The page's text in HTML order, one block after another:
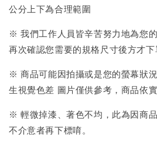
公分上下為合理範圍
※ 我們工作人員皆辛苦努力地為您
再次確認您需要的規格尺寸後方才
※ 商品可能因拍攝或是您的螢幕狀
生視覺色差 圖片僅供參考，商品依
※ 輕微掉漆、著色不均，此為因商
不介意者再下標唷。